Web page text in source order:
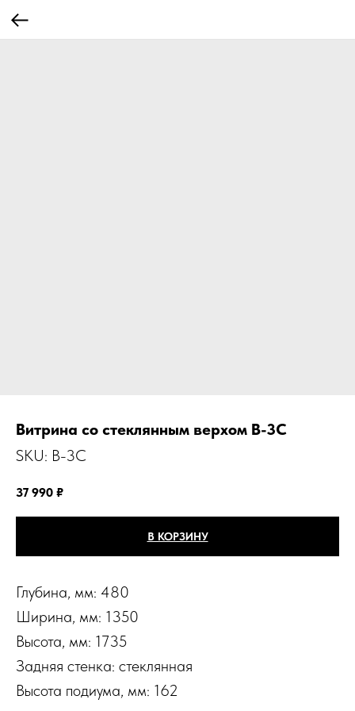
Витрина со стеклянным верхом B-3C
SKU: B-3C
37 990 ₽
В КОРЗИНУ
Глубина, мм: 480
Ширина, мм: 1350
Высота, мм: 1735
Задняя стенка: стеклянная
Высота подиума, мм: 162